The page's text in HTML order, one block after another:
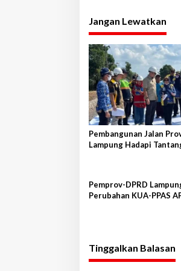
i
g
a
s
i
p
o
s
Jangan Lewatkan
Pembangunan Jalan
Lampung Hadapi
Pemprov-DPRD
Perubahan KUA-PPAS
Tinggalkan Balasan